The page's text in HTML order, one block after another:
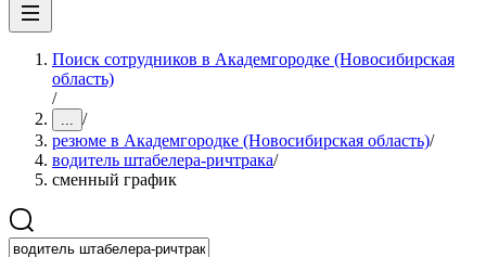
Поиск сотрудников в Академгородке (Новосибирская
область)
/
... /
резюме в Академгородке (Новосибирская область)/
водитель штабелера-ричтрака/
сменный график